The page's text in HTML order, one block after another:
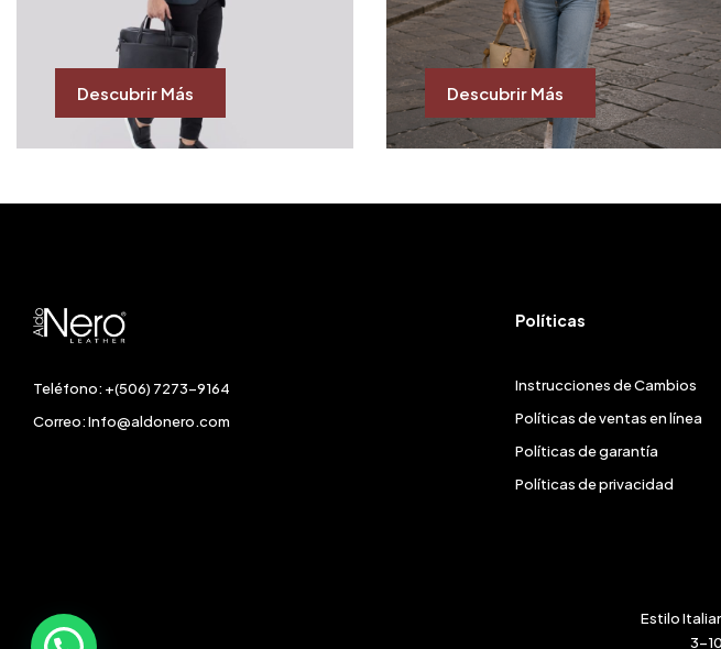
Descubrir Más Descubrir Más
Teléfono: +(506) 7273-9164
Correo:Info@aldonero.com
Políticas
Instrucciones de Cambios
Políticas de ventas en línea
Políticas de garantía
Políticas de privacidad
Estilo
3-